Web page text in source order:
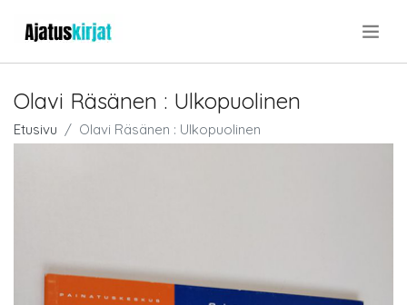
Olavi Räsänen : Ulkopuolinen
Etusivu Olavi Räsänen : Ulkopuolinen